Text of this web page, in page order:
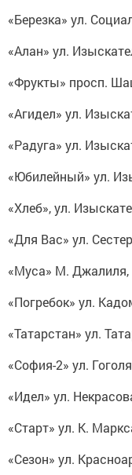
«Березка» ул.
«Алан» ул.
«Фрукты» просп.
«Агидел» ул.
«Радуга» ул.
«Юбилейный» ул.
«Хлеб», ул.
«Для Вас» ул.
«Муса» М. Джалиля,
«Погребок» ул.
«Татарстан» ул.
«София-2» ул.
«Идел» ул.
«Старт» ул. К.
«Сезон» ул.